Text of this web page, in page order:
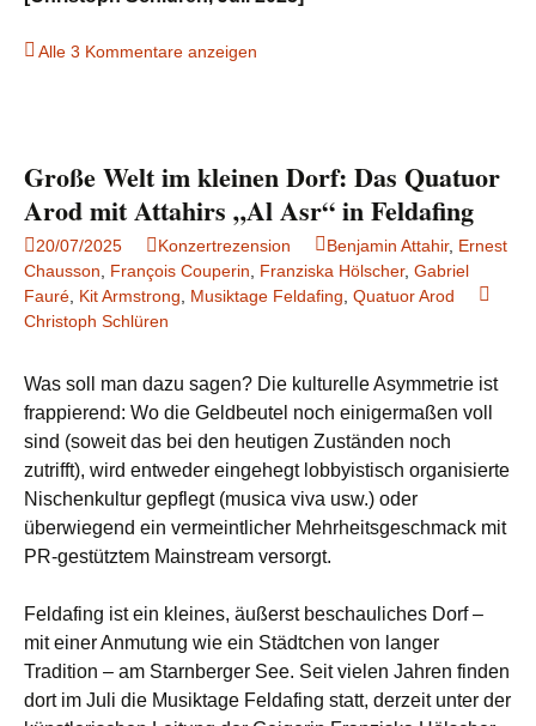
Alle 3 Kommentare anzeigen
Große Welt im kleinen Dorf: Das Quatuor
Arod mit Attahirs „Al Asr“ in Feldafing
20/07/2025 Konzertrezension Benjamin Attahir, Ernest
Chausson
François Couperin Franziska Hölscher, Gabriel
Fauré Kit Armstrong Musiktage Feldafing Quatuor Arod
Christoph Schlüren
Was soll man dazu sagen? Die kulturelle Asymmetrie ist
frappierend: Wo die Geldbeutel noch einigermaßen voll
sind (soweit das bei den heutigen Zuständen noch
zutrifft), wird entweder eingehegt lobbyistisch organisierte
Nischenkultur gepflegt (musica viva usw.) oder
überwiegend ein vermeintlicher Mehrheitsgeschmack mit
PR-gestütztem Mainstream versorgt.
Feldafing ist ein kleines, äußerst beschauliches Dorf –
mit einer Anmutung wie ein Städtchen von langer
Tradition – am Starnberger See. Seit vielen Jahren finden
dort im Juli die Musiktage Feldafing statt, derzeit unter der